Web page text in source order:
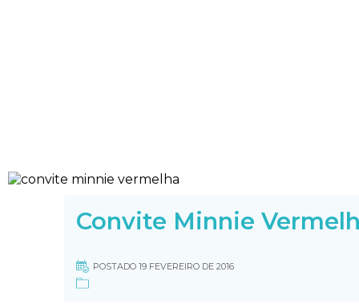
Convite Minnie
POSTADO 19 FEVEREIRO DE 2016